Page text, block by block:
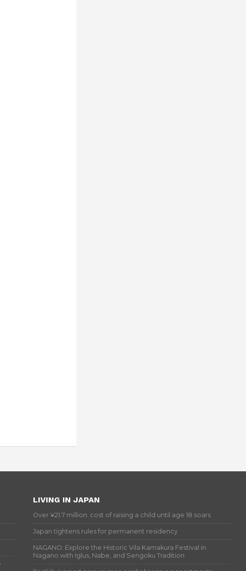
LIVING IN JAPAN
Over ¥21.7 million: cost of raising a child until age 18 soars
Japan tightens rules for permanent residency
NAGANO: Explore the Historic Vila Kamakura Festival in
Nagano with Iglus, Nabe, and Sengoku Tradition